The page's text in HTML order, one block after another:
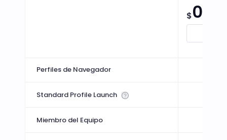
$0
Perfiles de Navegador
Standard Profile Launch
Miembro del Equipo